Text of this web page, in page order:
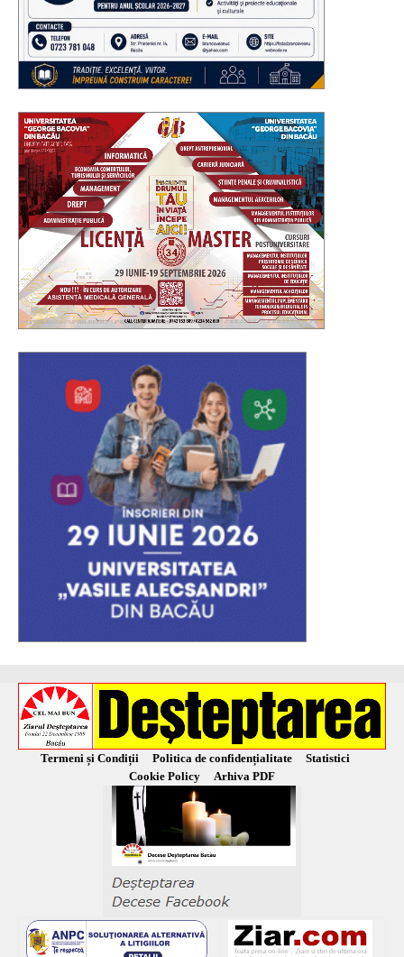
Termeni și Condiții Politica de confidențialitate
Statistici
Cookie Policy
Arhiva PDF